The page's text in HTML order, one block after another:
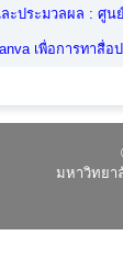
ละประมวลผล : ศู
เพื่อการทาสื่
มหาวิทยา